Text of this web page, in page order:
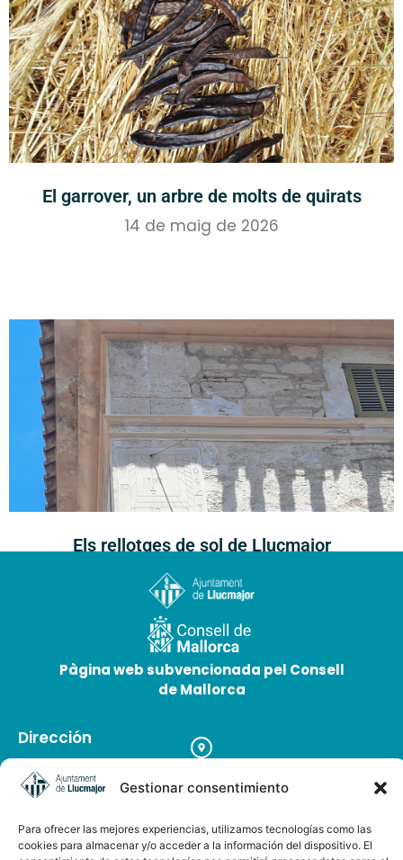
Gestionar consentimiento
Para ofrecer las mejores experiencias, utilizamos tecnologías como las
cookies para almacenar y/o acceder a la información del dispositivo. El
El garrover, un arbre de molts de quirats
14 de maig de 2026
Els rellotges de sol de Llucmajor
25 de maig de 2026
Pàgina web subvencionada pel Consell
de Mallorca
Dirección
Plaça d'Espanya 12, 07620 Llucmajor. Mallorca, Illes
Balears
Teléfono
+34 971 66 91 62
Correo electrónico